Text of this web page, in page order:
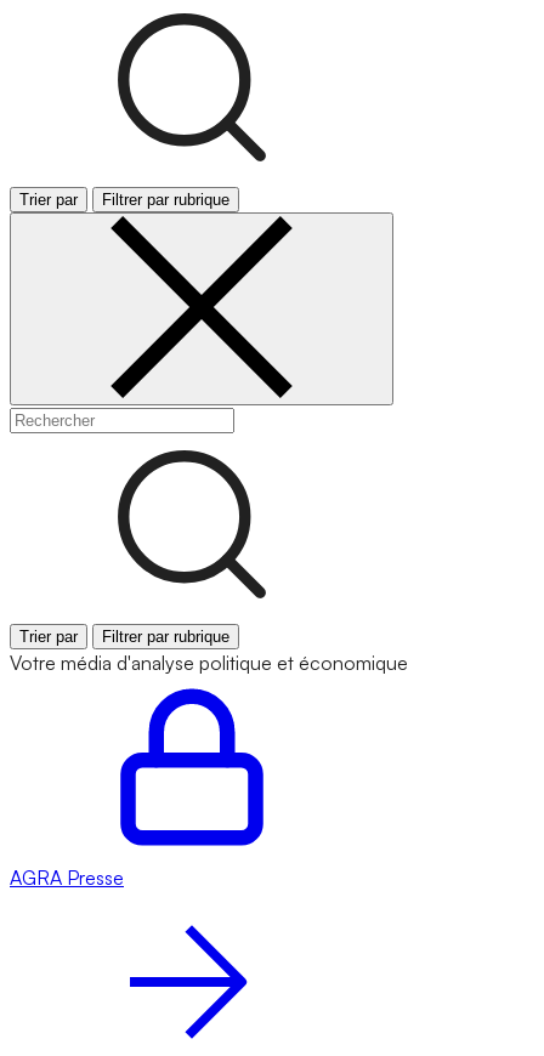
Trier par Filtrer par rubrique
Trier par Filtrer par rubrique
Votre média d'analyse politique et économique
AGRA Presse